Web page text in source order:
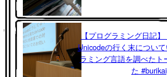
【プログラミング日記
Unicodeの行く末につい
ラミング言語を調べたト
た